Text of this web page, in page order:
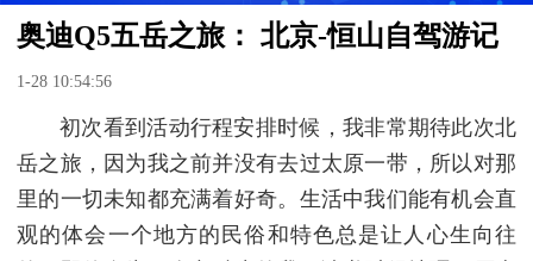
奥迪Q5五岳之旅： 北京-恒山自驾游记
1-28 10:54:56
初次看到活动行程安排时候，我非常期待此次北
岳之旅，因为我之前并没有去过太原一带，所以对那
里的一切未知都充满着好奇。生活中我们能有机会直
观的体会一个地方的民俗和特色总是让人心生向往